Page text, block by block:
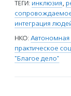
ТЕГИ: инклюзия,
интеграция
НКО: Автономная
практическое
"Благое дело"